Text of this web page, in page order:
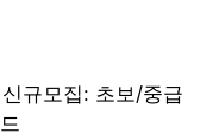
규모집: 초보/중급